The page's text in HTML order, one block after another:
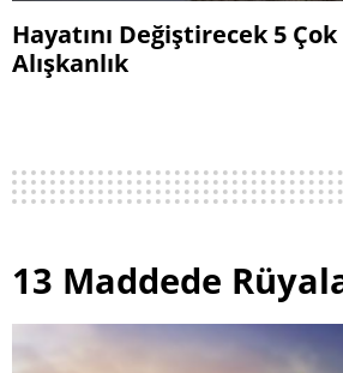
Hayatını Değiştirecek 5
Alışkanlık
13 Maddede